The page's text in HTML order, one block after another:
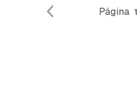
Página 1